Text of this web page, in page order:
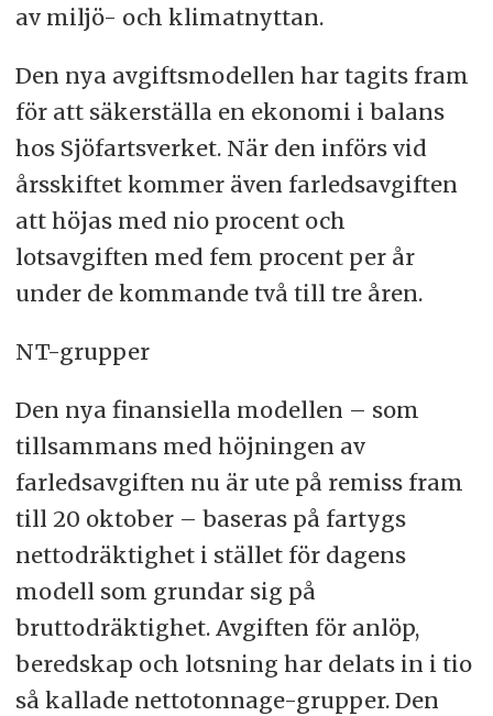
av miljö- och klimatnyttan.
Den nya avgiftsmodellen har tagits fram
för att säkerställa en ekonomi i balans
hos Sjöfartsverket. När den införs vid
årsskiftet kommer även farledsavgiften
att höjas med nio procent och
lotsavgiften med fem procent per år
under de kommande två till tre åren.
NT-grupper
Den nya finansiella modellen – som
tillsammans med höjningen av
farledsavgiften nu är ute på remiss fram
till 20 oktober – baseras på fartygs
nettodräktighet i stället för dagens
modell som grundar sig på
bruttodräktighet. Avgiften för anlöp,
beredskap och lotsning har delats in i tio
så kallade nettotonnage-grupper. Den